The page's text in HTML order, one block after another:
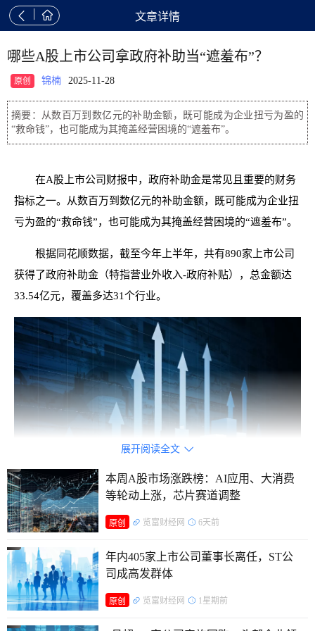
  文章详情
哪些A股上市公司拿政府补助当“遮羞布”？
原创 锦楠 2025-11-28
摘要：从数百万到数亿元的补助金额，既可能成为企业扭亏为盈的
“救命钱”，也可能成为其掩盖经营困境的“遮羞布”。
在A股上市公司财报中，政府补助金是常见且重要的财务
指标之一。从数百万到数亿元的补助金额，既可能成为企业扭
亏为盈的“救命钱”，也可能成为其掩盖经营困境的“遮羞布”。
根据同花顺数据，截至今年上半年，共有890家上市公司
获得了政府补助金（特指营业外收入-政府补贴），总金额达
33.54亿元，覆盖多达31个行业。
从获得政府补助累计金额来看，截至今年上半年，超过1
亿元的上市公司有8家，分别为中国石油、海螺水泥、顾家家
展开阅读全文 
本周A股市场涨跌榜：AI应用、大消费
等轮动上涨，芯片赛道调整
原创 览富财经网 6天前
年内405家上市公司董事长离任，ST公
司成高发群体
原创 览富财经网 1星期前